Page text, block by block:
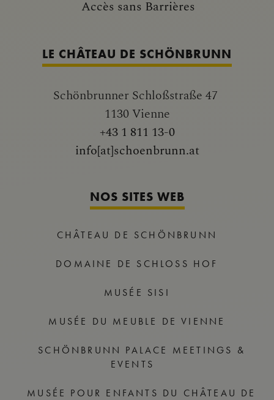
Accès sans Barrières
LE CHÂTEAU DE SCHÖNBRUNN
Schönbrunner Schloßstraße 47
1130 Vienne
+43 1 811 13-0
info[at]schoenbrunn.at
NOS SITES WEB
CHÂTEAU DE SCHÖNBRUNN
DOMAINE DE SCHLOSS HOF
MUSÉE SISI
MUSÉE DU MEUBLE DE VIENNE
SCHÖNBRUNN PALACE MEETINGS &
EVENTS
MUSÉE POUR ENFANTS DU CHÂTEAU DE